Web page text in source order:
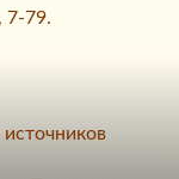
7-79.